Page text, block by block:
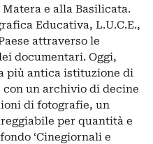
e alla Basilicata.
Educativa, L.U.C.E.,
attraverso le
documentari. Oggi,
più antica istituzione di
un archivio di decine
di fotografie, un
per quantità e
‘Cinegiornali e